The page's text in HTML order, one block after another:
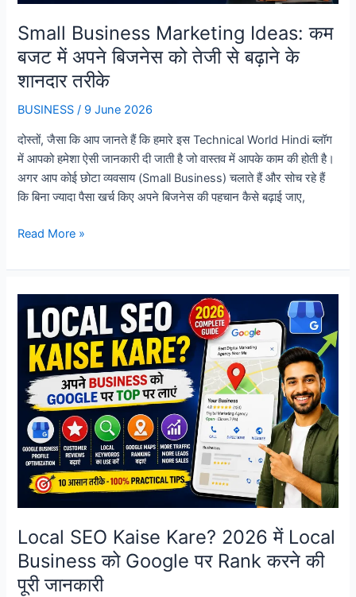
Small Business Marketing Ideas: कम
बजट में अपने बिजनेस को तेजी से बढ़ाने के
शानदार तरीके
BUSINESS / 9 June 2026
दोस्तों, जैसा कि आप जानते हैं कि हमारे इस Technical World Hindi ब्लॉग
में आपको हमेशा ऐसी जानकारी दी जाती है जो वास्तव में आपके काम की होती है।
अगर आप कोई छोटा व्यवसाय (Small Business) चलाते हैं और सोच रहे हैं
कि बिना ज्यादा पैसा खर्च किए अपने बिजनेस की पहचान कैसे बढ़ाई जाए,
Small
Marketing
कम
अपने
बिजनेस
को
तेजी
बढ़ाने
Read More »
Local SEO Kaise Kare? 2026 में Local
Business को Google पर Rank करने की
पूरी जानकारी